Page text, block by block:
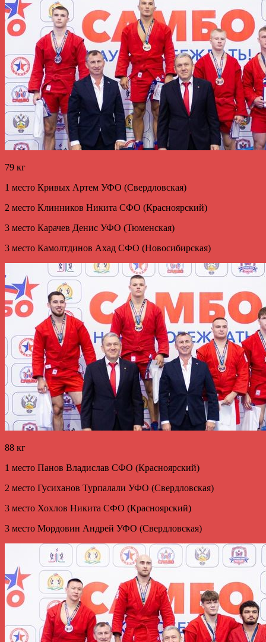
79 кг
1 место Кривых Артем УФО (Свердловская)
2 место Клинников Никита СФО (Красноярский)
3 место Карачев Денис УФО (Тюменская)
3 место Камолтдинов Ахад СФО (Новосибирская)
88 кг
1 место Панов Владислав СФО (Красноярский)
2 место Гусиханов Турпалали УФО (Свердловская)
3 место Хохлов Никита СФО (Красноярский)
3 место Мордовин Андрей УФО (Свердловская)